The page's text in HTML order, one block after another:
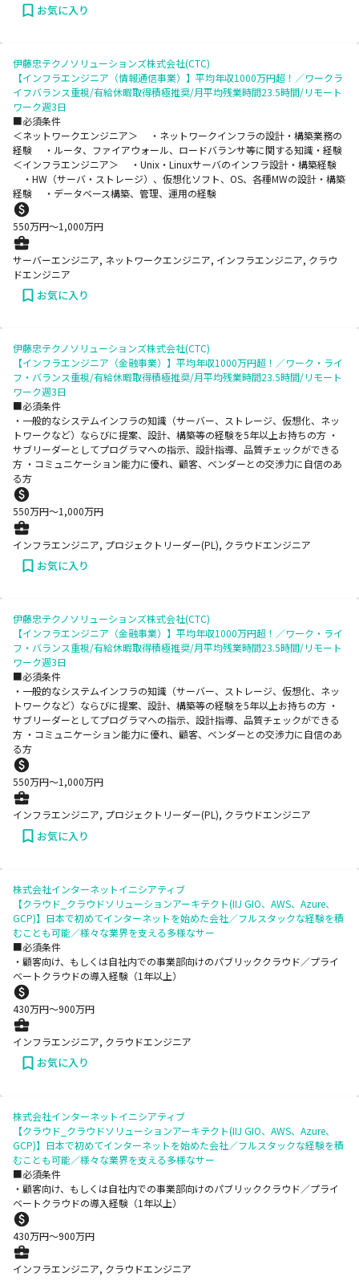
お気に入り
伊藤忠テクノソリューションズ株式会社(CTC)
【インフラエンジニア（情報通信事業）】平均年収1000万円超！／ワークラ
イフバランス重視/有給休暇取得積極推奨/月平均残業時間23.5時間/リモート
ワーク週3日
■必須条件
＜ネットワークエンジニア＞ ・ネットワークインフラの設計・構築業務の
経験 ・ルータ、ファイアウォール、ロードバランサ等に関する知識・経験
＜インフラエンジニア＞ ・Unix・Linuxサーバのインフラ設計・構築経験
・HW（サーバ・ストレージ）、仮想化ソフト、OS、各種MWの設計・構築
経験 ・データベース構築、管理、運用の経験
550万円〜1,000万円
サーバーエンジニア, ネットワークエンジニア, インフラエンジニア, クラウ
ドエンジニア
お気に入り
伊藤忠テクノソリューションズ株式会社(CTC)
【インフラエンジニア（金融事業）】平均年収1000万円超！／ワーク・ライ
フ・バランス重視/有給休暇取得積極推奨/月平均残業時間23.5時間/リモート
ワーク週3日
■必須条件
・一般的なシステムインフラの知識（サーバー、ストレージ、仮想化、ネッ
トワークなど）ならびに提案、設計、構築等の経験を5年以上お持ちの方 ・
サブリーダーとしてプログラマへの指示、設計指導、品質チェックができる
方 ・コミュニケーション能力に優れ、顧客、ベンダーとの交渉力に自信のあ
る方
550万円〜1,000万円
インフラエンジニア, プロジェクトリーダー(PL), クラウドエンジニア
お気に入り
伊藤忠テクノソリューションズ株式会社(CTC)
【インフラエンジニア（金融事業）】平均年収1000万円超！／ワーク・ライ
フ・バランス重視/有給休暇取得積極推奨/月平均残業時間23.5時間/リモート
ワーク週3日
■必須条件
・一般的なシステムインフラの知識（サーバー、ストレージ、仮想化、ネッ
トワークなど）ならびに提案、設計、構築等の経験を5年以上お持ちの方 ・
サブリーダーとしてプログラマへの指示、設計指導、品質チェックができる
方 ・コミュニケーション能力に優れ、顧客、ベンダーとの交渉力に自信のあ
る方
550万円〜1,000万円
インフラエンジニア, プロジェクトリーダー(PL), クラウドエンジニア
お気に入り
株式会社インターネットイニシアティブ
【クラウド_クラウドソリューションアーキテクト(IIJ GIO、AWS、Azure、
GCP)】日本で初めてインターネットを始めた会社／フルスタックな経験を積
むことも可能／様々な業界を支える多様なサー
■必須条件
・顧客向け、もしくは自社内での事業部向けのパブリッククラウド／プライ
ベートクラウドの導入経験（1年以上）
430万円〜900万円
インフラエンジニア, クラウドエンジニア
お気に入り
株式会社インターネットイニシアティブ
【クラウド_クラウドソリューションアーキテクト(IIJ GIO、AWS、Azure、
GCP)】日本で初めてインターネットを始めた会社／フルスタックな経験を積
むことも可能／様々な業界を支える多様なサー
■必須条件
・顧客向け、もしくは自社内での事業部向けのパブリッククラウド／プライ
ベートクラウドの導入経験（1年以上）
430万円〜900万円
インフラエンジニア, クラウドエンジニア